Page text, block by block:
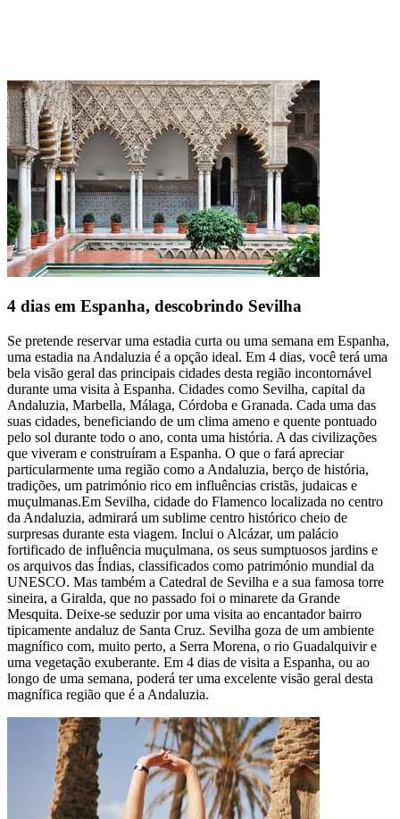
4 dias em Espanha, descobrindo Sevilha
Se pretende reservar uma estadia curta ou uma semana em Espanha,
uma estadia na Andaluzia é a opção ideal. Em 4 dias, você terá uma
bela visão geral das principais cidades desta região incontornável
durante uma visita à Espanha. Cidades como Sevilha, capital da
Andaluzia, Marbella, Málaga, Córdoba e Granada. Cada uma das
suas cidades, beneficiando de um clima ameno e quente pontuado
pelo sol durante todo o ano, conta uma história. A das civilizações
que viveram e construíram a Espanha. O que o fará apreciar
particularmente uma região como a Andaluzia, berço de história,
tradições, um património rico em influências cristãs, judaicas e
muçulmanas.Em Sevilha, cidade do Flamenco localizada no centro
da Andaluzia, admirará um sublime centro histórico cheio de
surpresas durante esta viagem. Inclui o Alcázar, um palácio
fortificado de influência muçulmana, os seus sumptuosos jardins e
os arquivos das Índias, classificados como património mundial da
UNESCO. Mas também a Catedral de Sevilha e a sua famosa torre
sineira, a Giralda, que no passado foi o minarete da Grande
Mesquita. Deixe-se seduzir por uma visita ao encantador bairro
tipicamente andaluz de Santa Cruz. Sevilha goza de um ambiente
magnífico com, muito perto, a Serra Morena, o rio Guadalquivir e
uma vegetação exuberante. Em 4 dias de visita a Espanha, ou ao
longo de uma semana, poderá ter uma excelente visão geral desta
magnífica região que é a Andaluzia.